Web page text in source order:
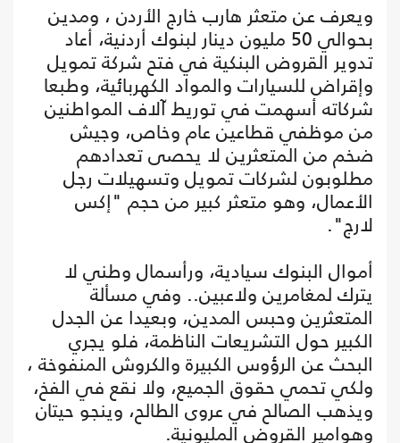
ويعرف عن متعثر هارب خارج الأردن ، ومدين
بحوالي 50 مليون دينار لبنوك أردنية، أعاد
تدوير القروض البنكية في فتح شركة تمويل
وإقراض للسيارات والمواد الكهربائية، وطبعا
شركاته أسهمت في توريط آلاف المواطنين
من موظفي قطاعين عام وخاص، وجيش
ضخم من المتعثرين لا يحصى تعدادهم
مطلوبون لشركات تمويل وتسهيلات رجل
الأعمال، وهو متعثر كبير من حجم "إكس
لارج".
أموال البنوك سيادية، ورأسمال وطني لا
يترك لمغامرين ولاعبين.. وفي مسألة
المتعثرين وحبس المدين، وبعيدا عن الجدل
الكبير حول التشريعات الناظمة، فلو يجري
البحث عن الرؤوس الكبيرة والكروش المنفوخة ،
ولكي تحمي حقوق الجميع، ولا نقع في الفخ،
ويذهب الصالح في عروى الطالح، وينجو حيتان
وهوامير القروض المليونية.